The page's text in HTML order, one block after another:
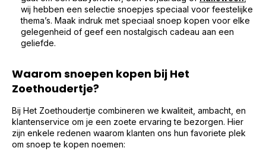
wij hebben een selectie snoepjes speciaal voor feestelijke
thema’s. Maak indruk met speciaal snoep kopen voor elke
gelegenheid of geef een nostalgisch cadeau aan een
geliefde.
Waarom snoepen kopen bij Het
Zoethoudertje?
Bij Het Zoethoudertje combineren we kwaliteit, ambacht, en
klantenservice om je een zoete ervaring te bezorgen. Hier
zijn enkele redenen waarom klanten ons hun favoriete plek
om snoep te kopen noemen: